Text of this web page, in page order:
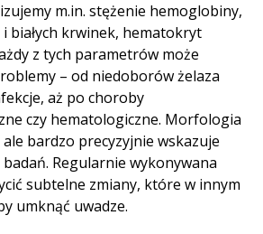
m.in. stężenie hemoglobiny,
białych krwinek, hematokryt
z tych parametrów może
– od niedoborów żelaza
aż po choroby
czy hematologiczne. Morfologia
bardzo precyzyjnie wskazuje
Regularnie wykonywana
subtelne zmiany, które w innym
umknąć uwadze.